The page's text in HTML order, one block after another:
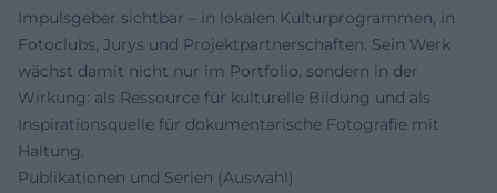
Impulsgeber sichtbar – in lokalen Kulturprogrammen, in
Fotoclubs, Jurys und Projektpartnerschaften. Sein Werk
wächst damit nicht nur im Portfolio, sondern in der
Wirkung: als Ressource für kulturelle Bildung und als
Inspirationsquelle für dokumentarische Fotografie mit
Haltung.
Publikationen und Serien (Auswahl)